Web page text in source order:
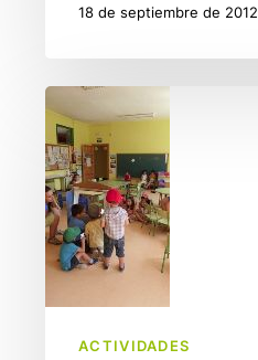
18 de septiembre de 2012
Penagos
pone
en
marcha
la
ludoteca
IMAGINA
paraACTIVIDADES